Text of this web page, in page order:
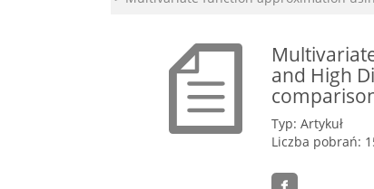
and High
Typ: Artykuł
Liczba pobrań: